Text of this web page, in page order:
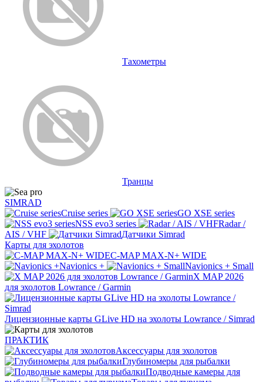
Тахометры
Транцы
SIMRAD
Cruise series
GO XSE series
NSS evo3 series
Radar /
AIS / VHF
Датчики Simrad
Карты для эхолотов
C-MAP MAX-N+ WIDE
Navionics +
Navionics + Small
X MAP 2026
для эхолотов Lowrance / Garmin
Лицензионные карты GLive HD на эхолоты Lowrance / Simrad
ПРАКТИК
Аксессуары для эхолотов
Глубиномеры для рыбалки
Подводные камеры для